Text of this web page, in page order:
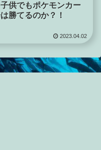
供でもポケモンカー
勝てるのか？！
2023.04.02